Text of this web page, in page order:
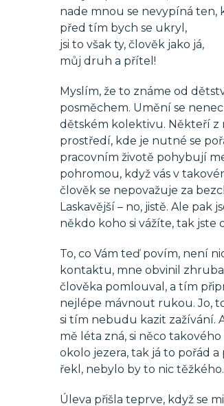
nade mnou se nevypíná ten,
před tím bych se ukryl,
jsi to však ty, člověk jako já,
můj druh a přítel!
Myslím, že to známe od
posměchem. Umění se
dětském kolektivu. Někteří z
prostředí, kde je nutné se
pracovním životě pohybují
pohromou, když vás v
člověk se nepovažuje za
Laskavější – no, jistě. Ale pak
někdo koho si vážíte, tak jste
To, co Vám teď povím, není
kontaktu, mne obvinil
člověka pomlouval, a tím
nejlépe mávnout rukou. Jo,
si tím nebudu kazit zažívání.
mě léta zná, si něco
okolo jezera, tak já to pořád
řekl, nebylo by to nic
Úleva přišla teprve, když se